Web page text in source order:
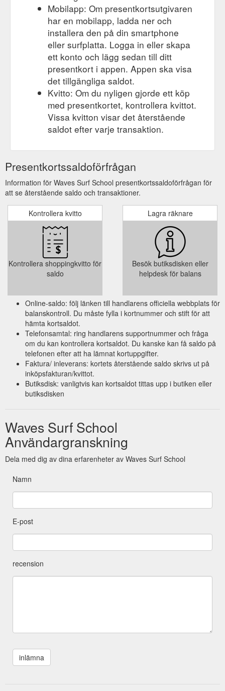
Mobilapp: Om presentkortsutgivaren
har en mobilapp, ladda ner och
installera den på din smartphone
eller surfplatta. Logga in eller skapa
ett konto och lägg sedan till ditt
presentkort i appen. Appen ska visa
det tillgängliga saldot.
Kvitto: Om du nyligen gjorde ett köp
med presentkortet, kontrollera kvittot.
Vissa kvitton visar det återstående
saldot efter varje transaktion.
Presentkortssaldoförfrågan
Information för Waves Surf School presentkortssaldoförfrågan för
att se återstående saldo och transaktioner.
Kontrollera kvitto
Kontrollera shoppingkvitto för
saldo
Lagra räknare
Besök butiksdisken eller
helpdesk för balans
Online-saldo: följ länken till handlarens officiella webbplats för
balanskontroll. Du måste fylla i kortnummer och stift för att
hämta kortsaldot.
Telefonsamtal: ring handlarens supportnummer och fråga
om du kan kontrollera kortsaldot. Du kanske kan få saldo på
telefonen efter att ha lämnat kortuppgifter.
Faktura/ inleverans: kortets återstående saldo skrivs ut på
inköpsfakturan/kvittot.
Butiksdisk: vanligtvis kan kortsaldot tittas upp i butiken eller
butiksdisken
Waves Surf School
Användargranskning
Dela med dig av dina erfarenheter av Waves Surf School
Namn
E-post
recension